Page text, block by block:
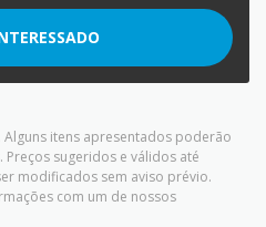
itens apresentados poderão
sugeridos e válidos até
modificados sem aviso prévio.
com um de nossos